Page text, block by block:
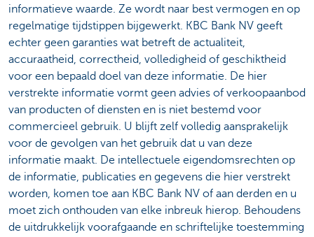
informatieve waarde. Ze wordt naar best vermogen en op
regelmatige tijdstippen bijgewerkt. KBC Bank NV geeft
echter geen garanties wat betreft de actualiteit,
accuraatheid, correctheid, volledigheid of geschiktheid
voor een bepaald doel van deze informatie. De hier
verstrekte informatie vormt geen advies of verkoopaanbod
van producten of diensten en is niet bestemd voor
commercieel gebruik. U blijft zelf volledig aansprakelijk
voor de gevolgen van het gebruik dat u van deze
informatie maakt. De intellectuele eigendomsrechten op
de informatie, publicaties en gegevens die hier verstrekt
worden, komen toe aan KBC Bank NV of aan derden en u
moet zich onthouden van elke inbreuk hierop. Behoudens
de uitdrukkelijk voorafgaande en schriftelijke toestemming